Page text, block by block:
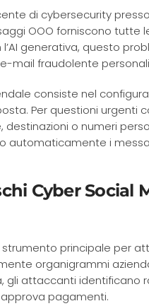
di cybersecurity
OOO forniscono
l’AI generativa, questo
mail fraudolente
consiste nel
Per questioni urgenti
destinazioni o numeri
automaticamente i
Cyber Social
strumento principale per
organigrammi
gli attaccanti
pagamenti.